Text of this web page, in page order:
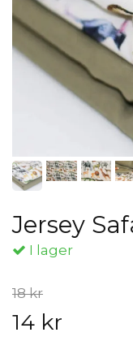
Jersey
I lager
18 kr
14 kr